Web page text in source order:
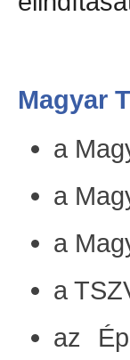
Magyar
a
a
a
a
az